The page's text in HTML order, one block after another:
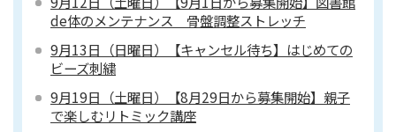
de体のメンテナンス 骨盤調整ストレッチ
9月13日（日曜日）【キャンセル待ち】はじめての
ビーズ刺繍
9月19日（土曜日）【8月29日から募集開始】親子
で楽しむリトミック講座